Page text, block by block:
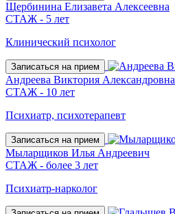
Щербинина Елизавета Алексеевна
СТАЖ - 5 лет
Клинический психолог
Записаться на прием
Андреева Виктория Александровна
СТАЖ - 10 лет
Психиатр, психотерапевт
Записаться на прием
Мыларщиков Илья Андреевич
СТАЖ - более 3 лет
Психиатр-нарколог